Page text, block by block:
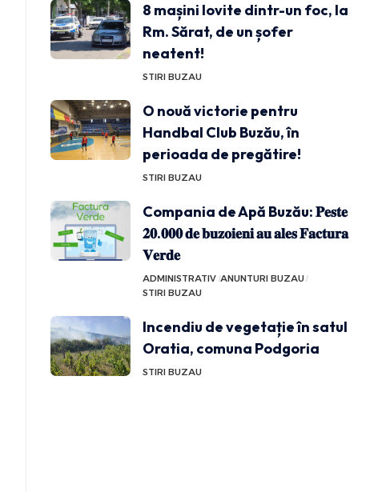
8 mașini lovite dintr-un foc, la
Rm. Sărat, de un șofer
neatent!
STIRI BUZAU
O nouă victorie pentru
Handbal Club Buzău, în
perioada de pregătire!
STIRI BUZAU
Compania de Apă Buzău: 𝐏𝐞𝐬𝐭𝐞
𝟐𝟎.𝟎𝟎𝟎 𝐝𝐞 𝐛𝐮𝐳𝐨𝐢𝐞𝐧𝐢 𝐚𝐮 𝐚𝐥𝐞𝐬 𝐅𝐚𝐜𝐭𝐮𝐫𝐚
𝐕𝐞𝐫𝐝𝐞
ADMINISTRATIV ANUNTURI BUZAU
STIRI BUZAU
Incendiu de vegetație în satul
Oratia, comuna Podgoria
STIRI BUZAU